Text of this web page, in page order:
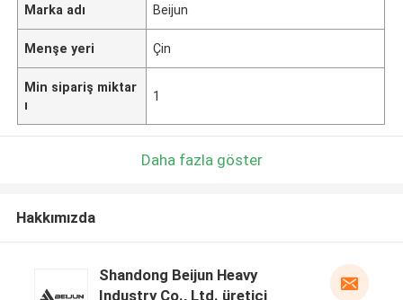
Marka adı Beijun
Menşe yeri Çin
Min sipariş miktar
ı
1
Daha fazla göster
Hakkımızda
Shandong Beijun Heavy
Industry Co., Ltd. üretici